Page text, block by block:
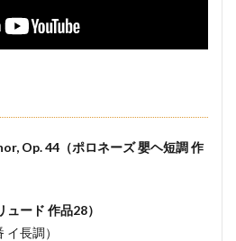
Op. 44（ポロネーズ 嬰ヘ短調 作
ード 作品28）
イ長調）